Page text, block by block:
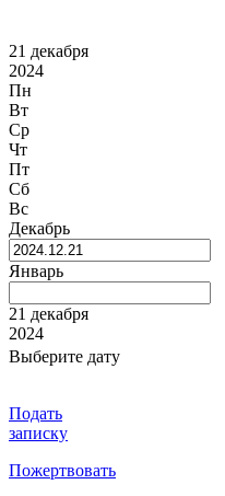
21 декабря
2024
Пн
Вт
Ср
Чт
Пт
Сб
Вс
Декабрь
Январь
21 декабря
2024
Выберите дату
Подать
записку
Пожертвовать